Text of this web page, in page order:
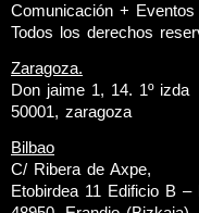
Comunicación + Eventos
Todos los derechos
Zaragoza.
Don jaime 1, 14. 1º izda
50001, zaragoza
Bilbao
C/ Ribera de Axpe,
Etobirdea 11 Edificio B –